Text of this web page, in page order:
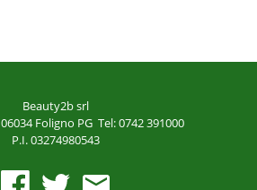
Beauty2b srl
06034 Foligno PG Tel: 0742 391000
P.I. 03274980543